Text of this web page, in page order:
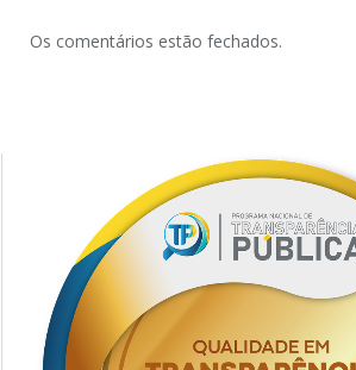
Os comentários estão fechados.